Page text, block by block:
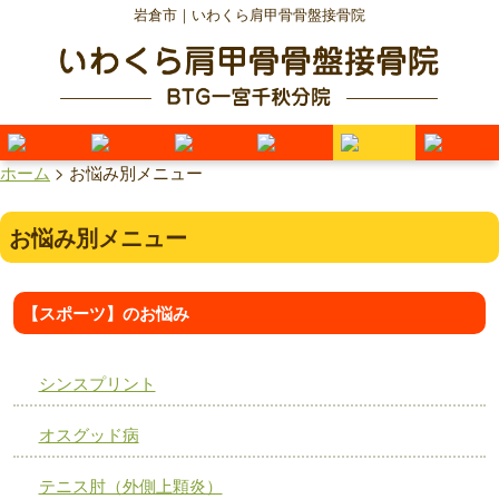
岩倉市｜いわくら肩甲骨骨盤接骨院
ホーム>お悩み別メニュー
お悩み別メニュー
【スポーツ】のお悩み
シンスプリント
オスグッド病
テニス肘（外側上顆炎）